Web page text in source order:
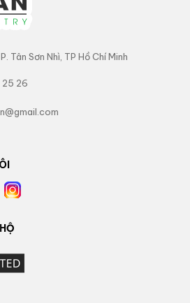
Tân Sơn Nhì, TP Hồ Chí Minh
25 26